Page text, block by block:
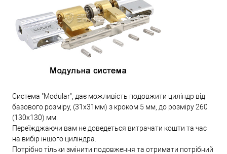
Система "Modular", дає можливість подовжити циліндр від
базового розміру, (31х31мм) з кроком 5 мм, до розміру 260
(130х130) мм.
Переїжджаючи вам не доведеться витрачати кошти та час
на вибір іншого циліндра.
Потрібно тільки змінити подовження та отримати потрібний